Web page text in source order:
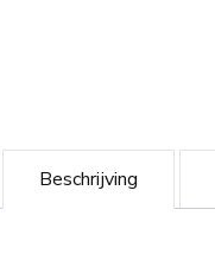
Beschrijving